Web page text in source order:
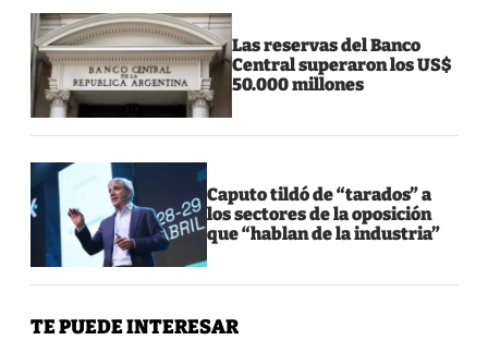
Las reservas del Banco
Central superaron los US$
50.000 millones
Caputo tildó de “tarados” a
los sectores de la oposición
que “hablan de la industria”
TE PUEDE INTERESAR